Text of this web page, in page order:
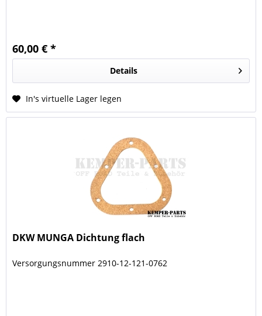
60,00 € *
Details
In's virtuelle Lager legen
DKW MUNGA Dichtung flach
Versorgungsnummer 2910-12-121-0762